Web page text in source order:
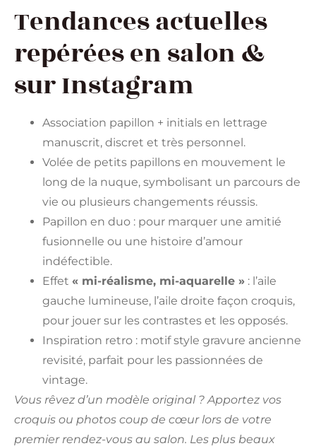
Tendances actuelles
repérées en salon &
sur Instagram
Association papillon + initials en lettrage
manuscrit, discret et très personnel.
Volée de petits papillons en mouvement le
long de la nuque, symbolisant un parcours de
vie ou plusieurs changements réussis.
Papillon en duo : pour marquer une amitié
fusionnelle ou une histoire d’amour
indéfectible.
Effet « mi-réalisme, mi-aquarelle » : l’aile
gauche lumineuse, l’aile droite façon croquis,
pour jouer sur les contrastes et les opposés.
Inspiration retro : motif style gravure ancienne
revisité, parfait pour les passionnées de
vintage.
Vous rêvez d’un modèle original ? Apportez vos
croquis ou photos coup de cœur lors de votre
premier rendez-vous au salon. Les plus beaux